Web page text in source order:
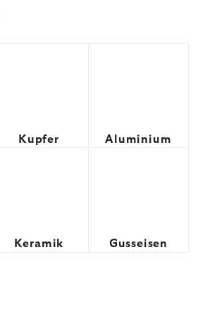
Kupfer Aluminium
Keramik Gusseisen